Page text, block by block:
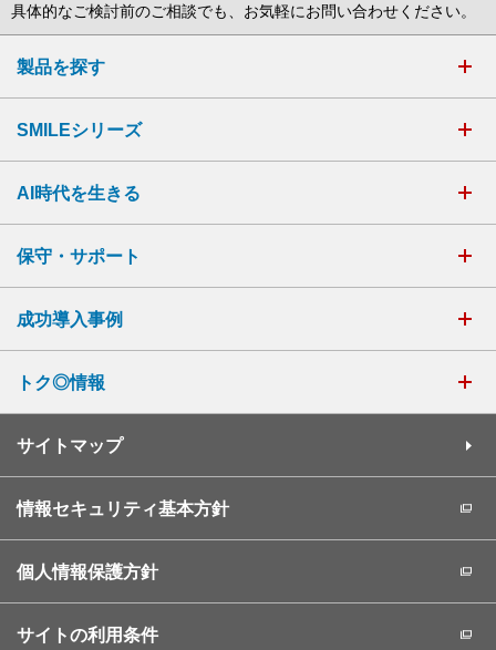
具体的なご検討前のご相談でも、お気軽にお問い合わせください。
製品を探す
SMILEシリーズ
AI時代を生きる
保守・サポート
成功導入事例
トク◎情報
サイトマップ
情報セキュリティ基本方針
個人情報保護方針
サイトの利用条件